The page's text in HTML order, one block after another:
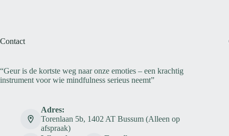
Contact
“Geur is de kortste weg naar onze emoties – een krachtig
instrument voor wie mindfulness serieus neemt”
Adres:
Torenlaan 5b, 1402 AT Bussum (Alleen op
afspraak)